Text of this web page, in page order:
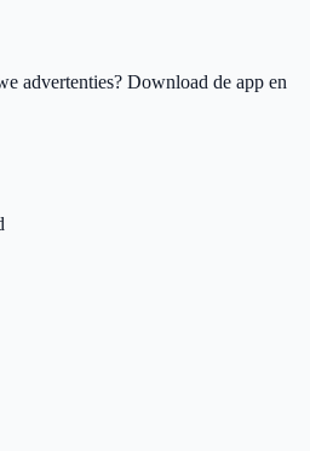
advertenties? Download de app en